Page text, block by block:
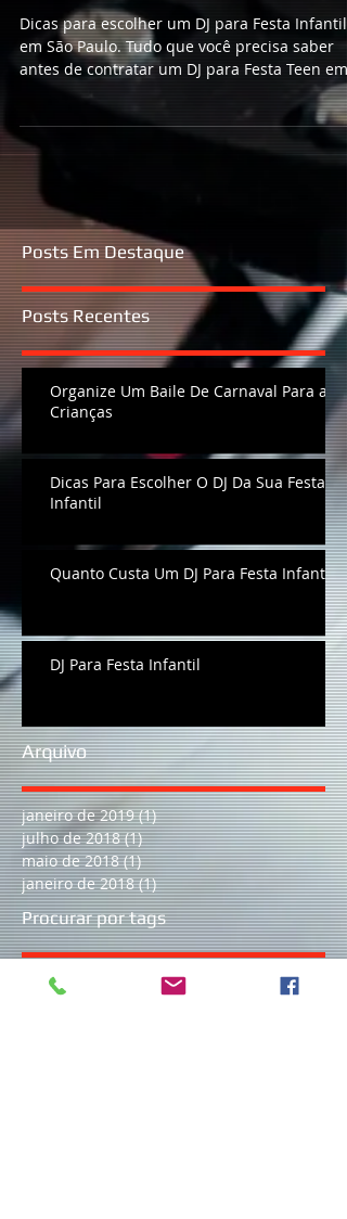
Dicas para escolher um DJ para Festa Infantil
em São Paulo. Tudo que você precisa saber
antes de contratar um DJ para Festa Teen em
Posts Em Destaque
Posts Recentes
Organize Um Baile De Carnaval Para as
Crianças
Dicas Para Escolher O DJ Da Sua Festa
Infantil
Quanto Custa Um DJ Para Festa Infantil
DJ Para Festa Infantil
Arquivo
janeiro de 2019 (1)1 post
julho de 2018 (1)1 post
maio de 2018 (1)1 post
janeiro de 2018 (1)1 post
Procurar por tags
Nenhum tag.